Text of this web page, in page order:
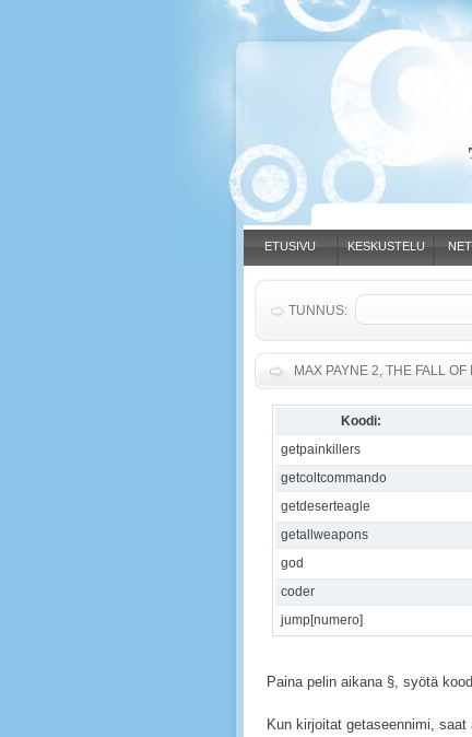
ETUSIVU KESKUSTELU
MAX PAYNE 2, THE FALL
Koodi:
getpainkillers
getcoltcommando
getdeserteagle
getallweapons
god
coder
jump[numero]
Paina pelin aikana §, syötä
Kun kirjoitat getaseennimi, saat
TUNNUS: